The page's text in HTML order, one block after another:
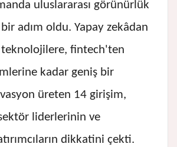
uluslararası görünürlük
adım oldu. Yapay zekâdan
fintech'ten
kadar geniş bir
üreten 14 girişim,
liderlerinin ve
dikkatini çekti.